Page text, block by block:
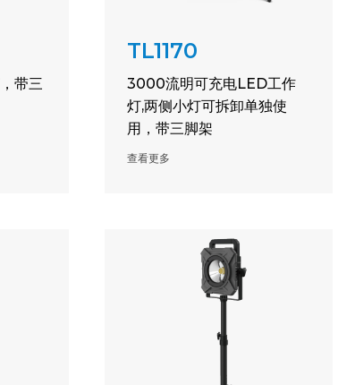
带三
TL1170
3000流明可充电LED工作
灯,两侧小灯可拆卸单独使
用，带三脚架
查看更多